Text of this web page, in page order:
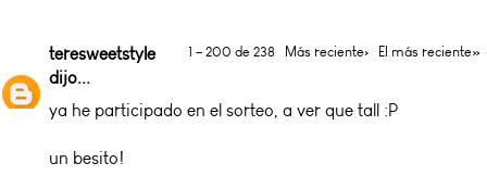
1 – 200 de 238 Más reciente› El más reciente»
teresweetstyle
dijo...
ya he participado en el sorteo, a ver que tall :P
un besito!